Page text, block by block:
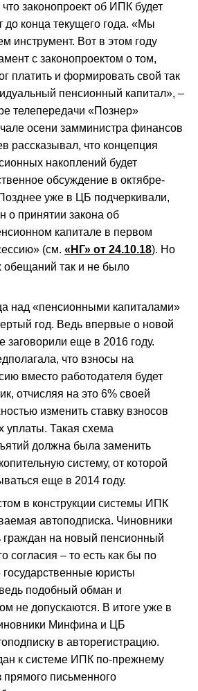
законопроект об ИПК будет
до конца текущего года. «Мы
инструмент. Вот в этом году
с законопроектом о том,
платить и формировать свой так
пенсионный капитал», –
телепередачи «Познер»
осени замминистра финансов
рассказывал, что концепция
накоплений будет
обсуждение в октябре-
уже в ЦБ подчеркивали,
о принятии закона об
капитале в первом
(см. «НГ» от 24.10.18). Но
обещаний так и не было
над «пенсионными капиталами»
год. Ведь впервые о новой
заговорили еще в 2016 году.
что взносы на
вместо работодателя будет
отчисляя на это 6% своей
изменить ставку взносов
уплаты. Такая схема
должна была заменить
систему, от которой
еще в 2014 году.
в конструкции системы ИПК
автоподписка. Чиновники
граждан на новый пенсионный
согласия – то есть как бы по
юристы
подобный обман и
не допускаются. В итоге уже в
Минфина и ЦБ
в авторегистрацию.
к системе ИПК по-прежнему
прямого письменного